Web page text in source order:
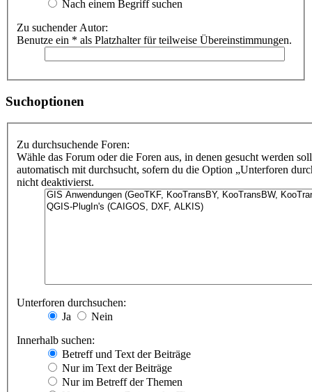
Nach einem Begriff suchen
Zu suchender Autor:
Benutze ein * als Platzhalter für teilweise Übereinstimmungen.
Suchoptionen
Zu durchsuchende Foren:
Wähle das Forum oder die Foren aus, in denen gesucht werden
automatisch mit durchsucht, sofern du die Option „Unterforen
nicht deaktivierst.
Unterforen durchsuchen:
Ja
Nein
Innerhalb suchen:
Betreff und Text der Beiträge
Nur im Text der Beiträge
Nur im Betreff der Themen